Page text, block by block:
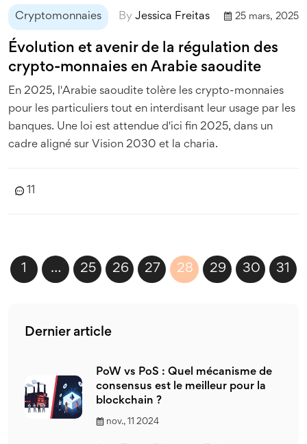
Cryptomonnaies By Jessica Freitas 25 mars, 2025
Évolution et avenir de la régulation des
crypto-monnaies en Arabie saoudite
En 2025, l'Arabie saoudite tolère les crypto-monnaies
pour les particuliers tout en interdisant leur usage par les
banques. Une loi est attendue d'ici fin 2025, dans un
cadre aligné sur Vision 2030 et la charia.
11
1 … 25 26 27 28 29 30 31
Dernier article
PoW vs PoS : Quel mécanisme de
consensus est le meilleur pour la
blockchain ?
nov., 11 2024